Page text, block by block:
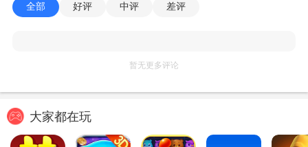
全部 好评 中评 差评
暂无更多评论
大家都在玩